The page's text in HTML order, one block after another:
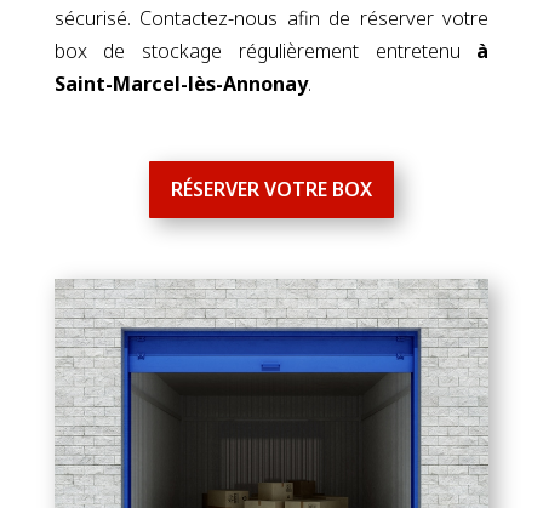
sécurisé. Contactez-nous afin de réserver votre
box de stockage régulièrement entretenu à
Saint-Marcel-lès-Annonay.
RÉSERVER VOTRE BOX